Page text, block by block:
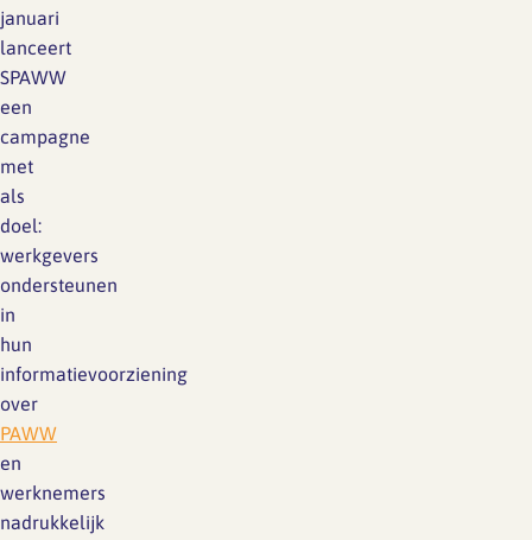
januari
lanceert
SPAWW
een
campagne
met
als
doel:
werkgevers
ondersteunen
in
hun
informatievoorziening
over
PAWW
en
werknemers
nadrukkelijk